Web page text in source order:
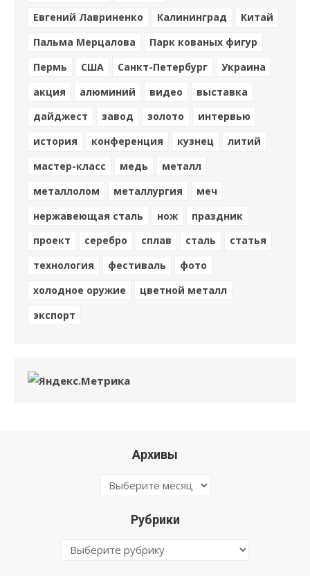
Евгений Лавриненко
Калининград
Китай
Пальма Мерцалова
Парк кованых фигур
Пермь
США Санкт-Петербург
Украина
акция
алюминий видео
выставка
дайджест
завод золото
интервью
история
конференция кузнец
литий
мастер-класс
медь
металл
металлолом
металлургия
меч
нержавеющая сталь
нож
праздник
проект
серебро сплав сталь
статья
технология
фестиваль
фото
холодное оружие
цветной металл
экспорт
Архивы
Архивы
Рубрики
Рубрики